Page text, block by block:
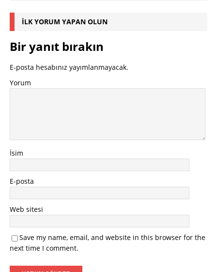
İLK YORUM YAPAN OLUN
Bir yanıt bırakın
E-posta hesabınız yayımlanmayacak.
Yorum
İsim
E-posta
Web sitesi
Save my name, email, and website in this browser for the
next time I comment.